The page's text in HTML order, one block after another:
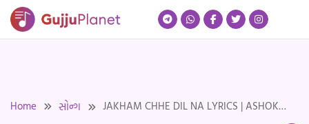
Skip
Home સોન્ગ
JAKHAM CHHE DIL NA LYRICS | ASHOK